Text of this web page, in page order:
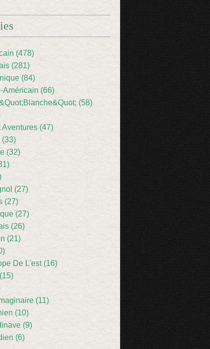
(478)
(281)
(84)
Américain (66)
(58)
Aventures (47)
(33)
(32)
(27)
(27)
(27)
(26)
(21)
De L'est (16)
(11)
(10)
(9)
(6)